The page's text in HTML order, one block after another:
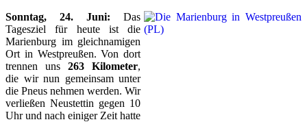
Sonntag, 24. Juni: Das
Tagesziel für heute ist die
Marienburg im gleichnamigen
Ort in Westpreußen. Von dort
trennen uns 263 Kilometer,
die wir nun gemeinsam unter
die Pneus nehmen werden. Wir
verließen Neustettin gegen 10
Uhr und nach einiger Zeit hatte